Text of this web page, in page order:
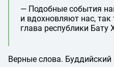
— Подобные события
и вдохновляют нас, так
глава республики Бату
Верные слова.